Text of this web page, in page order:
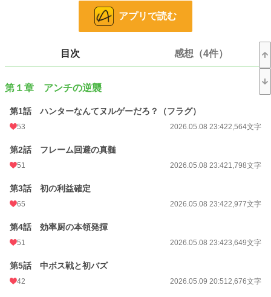
だが、どん底の俺は気づいてしまった。
アンチ時代、四六時中ハンターの動画を「コマ送り」で粗探しし続けてきた俺の
脳内には、全ての魔物の行動パターンと、最も効率的な攻略法が完璧に蓄積され
「……これ、全部パターン化できるじゃねーか」
他の奴らが根性や才能で戦う中、俺は「フレーム単位の分析」と「エグいほどの
効率厨ムーブ」でダンジョンを蹂躙する。
「え、そのレア素材捨てるの？ 換金率最高なのに馬鹿なの？」
かつて俺を叩いていた連中が「甲斐様、攻略法教えてください！」と土下座で擦
これは、性格のひん曲がった元アンチが、その「分析癖」を武器に世界一効率的
小説
ファンタジー 3,538 位 / 53,273 件
お気に入り
アプリで読む
目次 感想（4件）
第１章 アンチの逆襲
第1話 ハンターなんてヌルゲーだろ？（フラグ）
53 2026.05.08 23:422,564文字
第2話 フレーム回避の真髄
51 2026.05.08 23:421,798文字
第3話 初の利益確定
65 2026.05.08 23:422,977文字
第4話 効率厨の本領発揮
51 2026.05.08 23:423,649文字
第5話 中ボス戦と初バズ
42 2026.05.09 20:512,676文字